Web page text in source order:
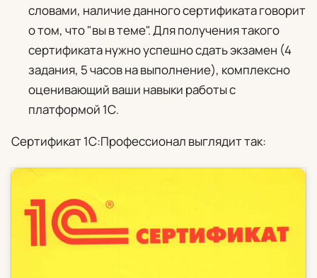
словами, наличие данного сертификата говорит
о том, что "вы в теме". Для получения такого
сертификата нужно успешно сдать экзамен (4
задания, 5 часов на выполнение), комплексно
оценивающий ваши навыки работы с
платформой 1С.
Сертификат 1С:Профессионал выглядит так: